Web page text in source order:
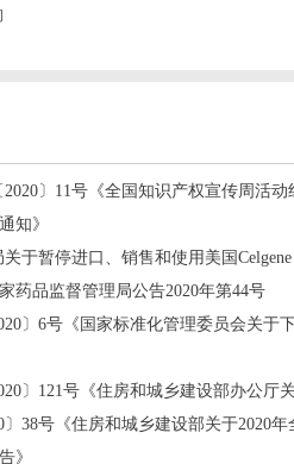
2020〕11号《全国知识产权宣传周活
知》
关于暂停进口、销售和使用美国
药品监督管理局公告2020年第44号
〕6号《国家标准化管理委员会关于
〕121号《住房和城乡建设部办公厅
〕38号《住房和城乡建设部关于2020
》